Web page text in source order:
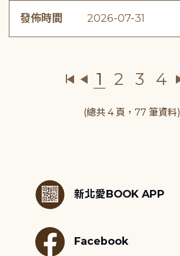
發佈時間 2026-07-31
1 2 3 4
(總共 4 頁，77 筆資料)
新北愛BOOK APP
Facebook